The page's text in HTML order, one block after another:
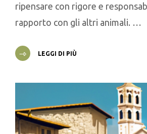
ripensare con rigore e
rapporto con gli altri animali. …
LEGGI DI PIÙ